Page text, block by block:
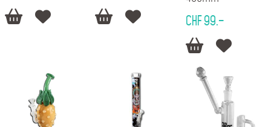
    CHF 99.–
 